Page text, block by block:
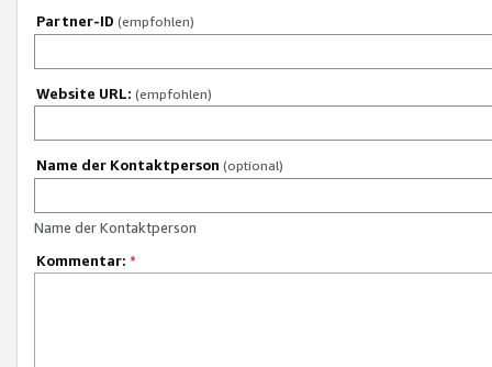
Partner-ID (empfohlen)
Website URL: (empfohlen)
Name der Kontaktperson (optional)
Name der Kontaktperson
Kommentar: *